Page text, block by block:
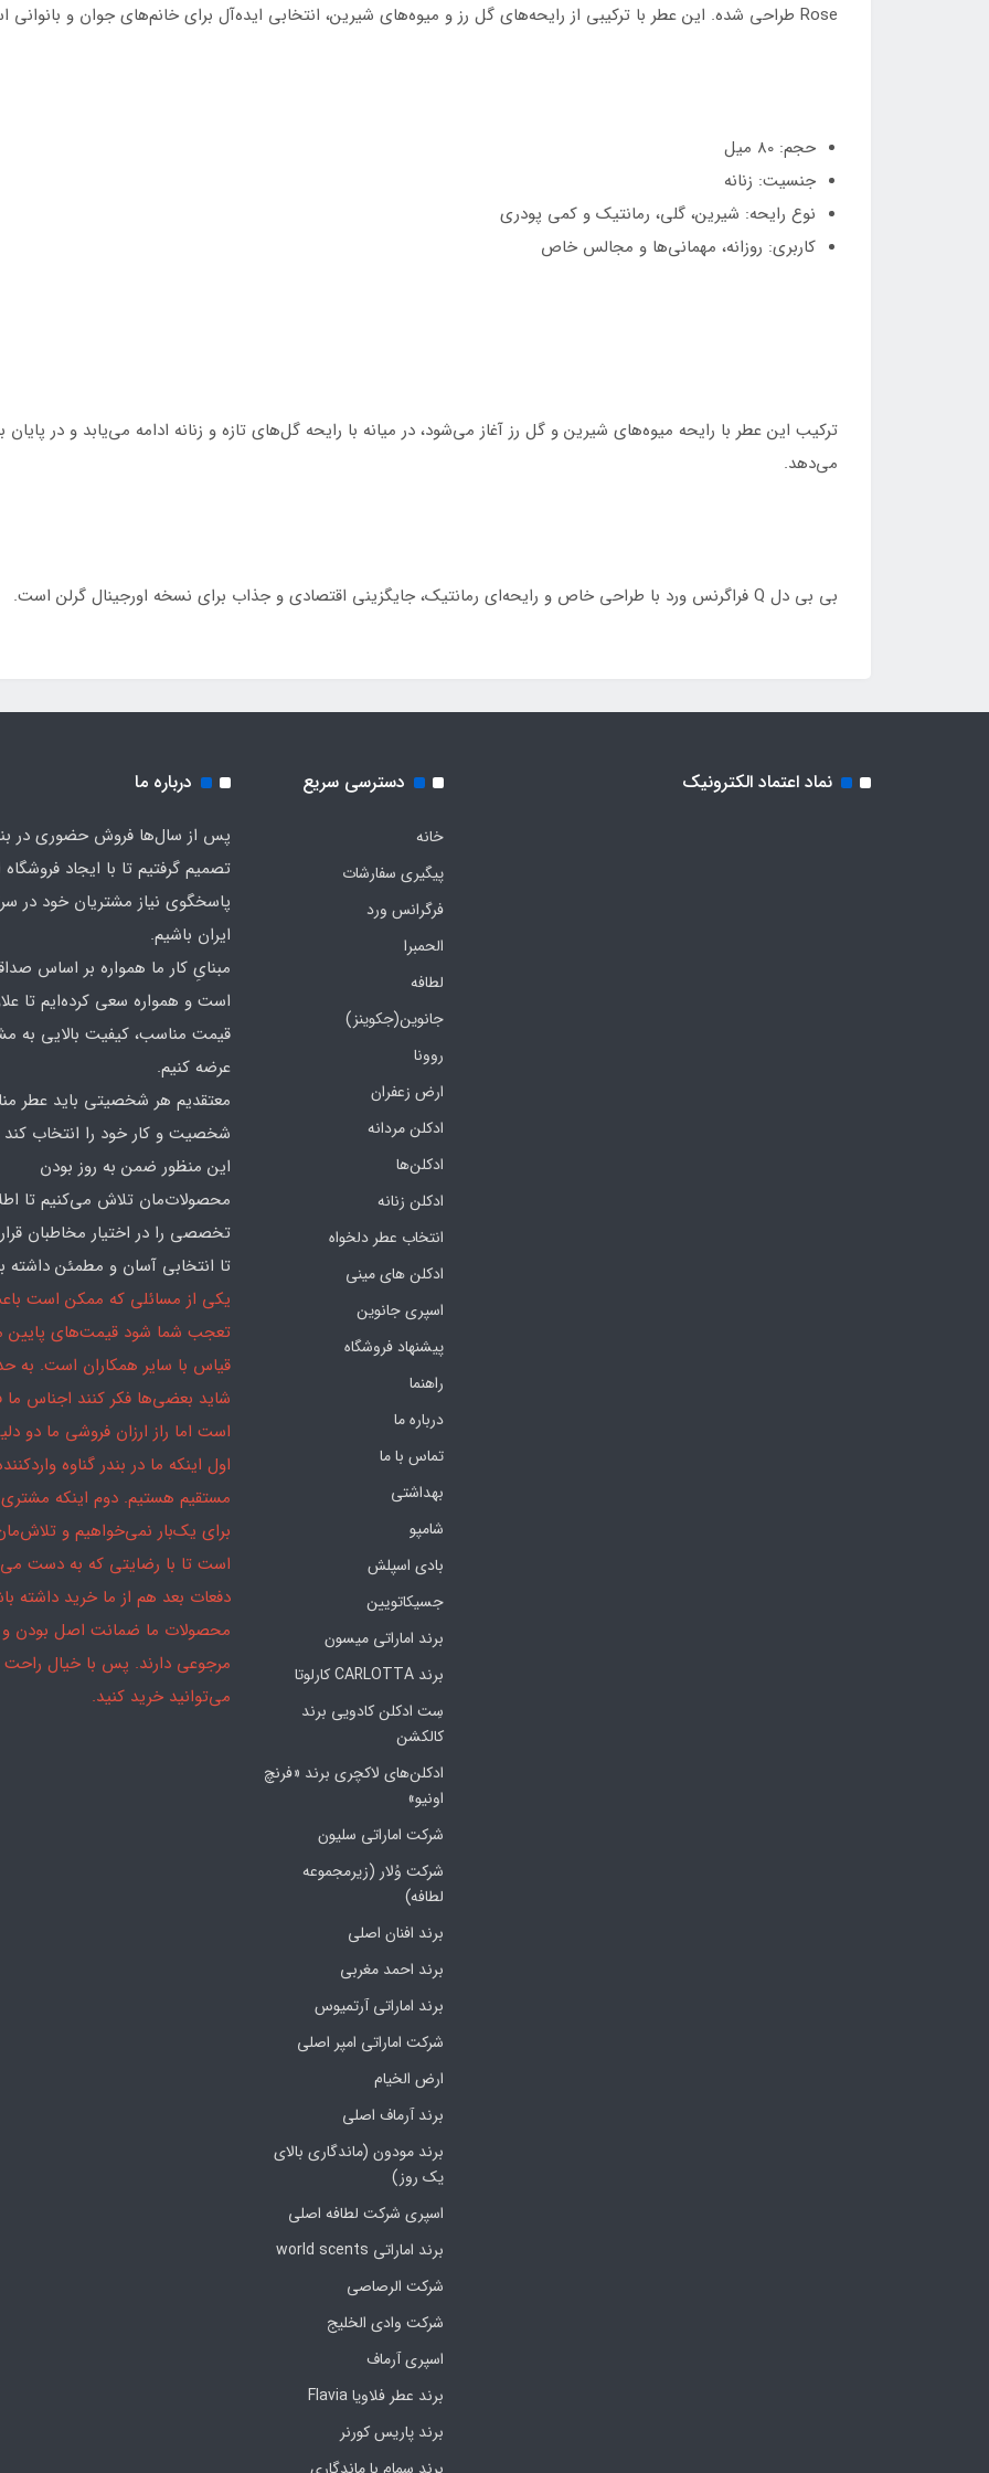
Rose طراحی شده. این عطر با ترکیبی از رایحه‌های گل رز و میوه‌های شیرین، انتخابی ایده‌آل برای خانم‌های جوان و بانوانی است که به دنبال عطری رمانتیک و جذاب هستند.
حجم: 80 میل
جنسیت: زنانه
نوع رایحه: شیرین، گلی، رمانتیک و کمی پودری
کاربری: روزانه، مهمانی‌ها و مجالس خاص
ترکیب این عطر با رایحه میوه‌های شیرین و گل رز آغاز می‌شود، در میانه با رایحه گل‌های تازه و زنانه ادامه می‌یابد و در پایان
می‌دهد.
بی بی دل Q فراگرنس ورد با طراحی خاص و رایحه‌ای رمانتیک، جایگزینی اقتصادی و جذاب برای نسخه اورجینال گرلن است.
نماد اعتماد الکترونیک دسترسی سریع
خانه
پیگیری سفارشات
فرگرانس ورد
الحمبرا
لطافه
جانوین(جکوینز)
روونا
ارض زعفران
ادکلن مردانه
ادکلن‌ها
ادکلن زنانه
انتخاب عطر دلخواه
ادکلن های مینی
اسپری جانوین
پیشنهاد فروشگاه
راهنما
درباره ما
تماس با ما
بهداشتی
شامپو
بادی اسپلش
جسیکاتویین
برند اماراتی میسون
برند CARLOTTA کارلوتا
سِت ادکلن کادویی برند
کالکشن
ادکلن‌های لاکچری برند «فرنچ
اونیو»
شرکت اماراتی سلیون
شرکت وُلار (زیرمجموعه
لطافه)
برند افنان اصلی
برند احمد مغربی
برند اماراتی آرتمیوس
شرکت اماراتی امپر اصلی
ارض الخیام
برند آرماف اصلی
برند مودون (ماندگاری بالای
یک روز)
اسپری شرکت لطافه اصلی
برند اماراتی world scents
شرکت الرصاصی
شرکت وادی الخلیج
اسپری آرماف
برند عطر فلاویا Flavia
برند پاریس کورنر
درباره ما
پس از سال‌ها فروش حضوری در
تصمیم گرفتیم تا با ایجاد فروشگاه
پاسخگوی نیاز مشتریان خود در
ایران باشیم.
مبنایِ کار ما همواره بر اساس
است و همواره سعی کرده‌ایم تا
قیمت مناسب، کیفیت بالایی به
عرضه کنیم.
معتقدیم هر شخصیتی باید عطر
شخصیت و کار خود را انتخاب کند
این منظور ضمن به روز بودن
محصولات‌مان تلاش می‌کنیم تا
تخصصی را در اختیار مخاطبان
تا انتخابی آسان و مطمئن داشته
یکی از مسائلی که ممکن است
تعجب شما شود قیمت‌های پایین
قیاس با سایر همکاران است. به
شاید بعضی‌ها فکر کنند اجناس
است اما راز ارزان فروشی ما دو
اول اینکه ما در بندر گناوه
مستقیم هستیم. دوم اینکه
برای یک‌بار نمی‌خواهیم و
است تا با رضایتی که به دست
دفعات بعد هم از ما خرید داشته
محصولات ما ضمانت اصل بودن و
مرجوعی دارند. پس با خیال راحت
می‌توانید خرید کنید.